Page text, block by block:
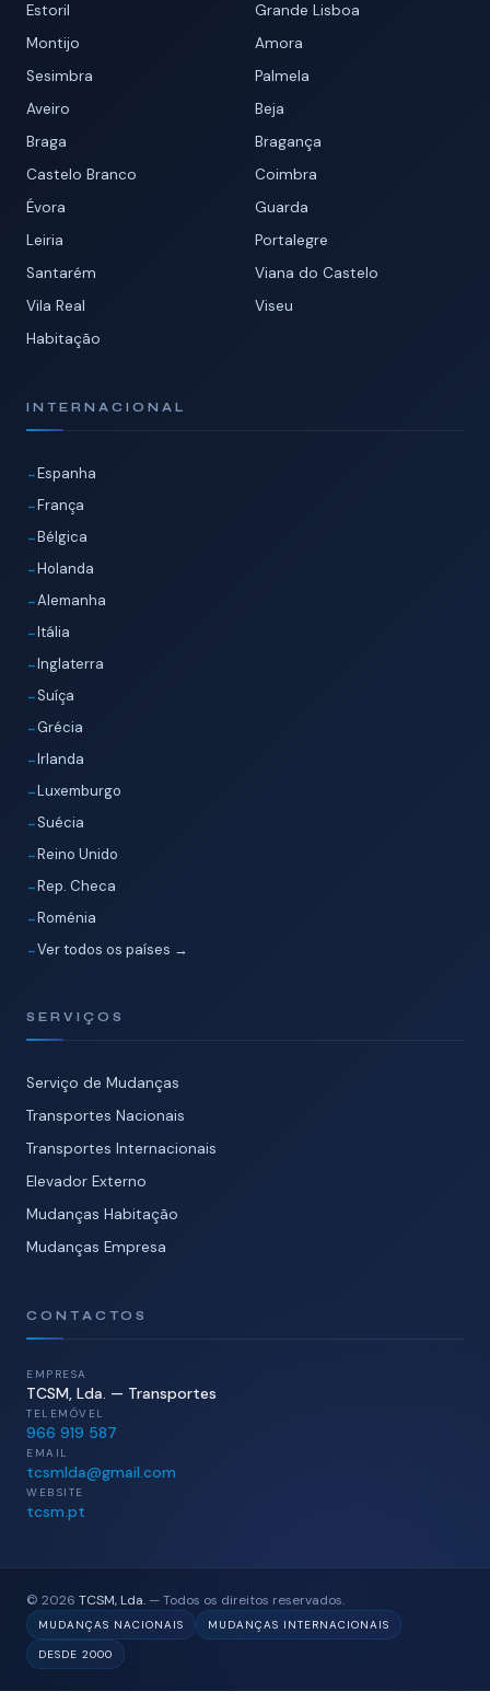
Estoril
Grande Lisboa
Montijo
Amora
Sesimbra
Palmela
Aveiro
Beja
Braga
Bragança
Castelo Branco
Coimbra
Évora
Guarda
Leiria
Portalegre
Santarém
Viana do Castelo
Vila Real
Viseu
Habitação
INTERNACIONAL
Espanha
França
Bélgica
Holanda
Alemanha
Itália
Inglaterra
Suíça
Grécia
Irlanda
Luxemburgo
Suécia
Reino Unido
Rep. Checa
Roménia
Ver todos os países →
SERVIÇOS
Serviço de Mudanças
Transportes Nacionais
Transportes Internacionais
Elevador Externo
Mudanças Habitação
Mudanças Empresa
CONTACTOS
EMPRESA
TCSM, Lda. — Transportes
TELEMÓVEL
966 919 587
EMAIL
tcsmlda@gmail.com
WEBSITE
tcsm.pt
© 2026 TCSM, Lda. — Todos os direitos reservados.
MUDANÇAS NACIONAIS MUDANÇAS INTERNACIONAIS
DESDE 2000